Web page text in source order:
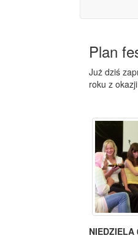
Plan
Już dziś
roku z
NIEDZIELA